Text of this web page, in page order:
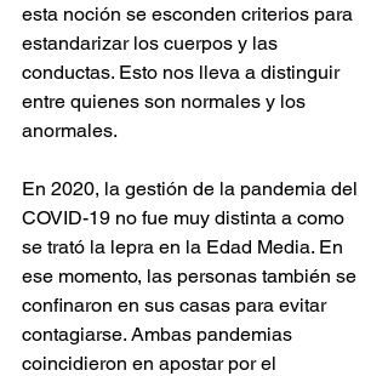
esta noción se esconden criterios para
estandarizar los cuerpos y las
conductas. Esto nos lleva a distinguir
entre quienes son normales y los
anormales.
En 2020, la gestión de la pandemia del
COVID-19 no fue muy distinta a como
se trató la lepra en la Edad Media. En
ese momento, las personas también se
confinaron en sus casas para evitar
contagiarse. Ambas pandemias
coincidieron en apostar por el